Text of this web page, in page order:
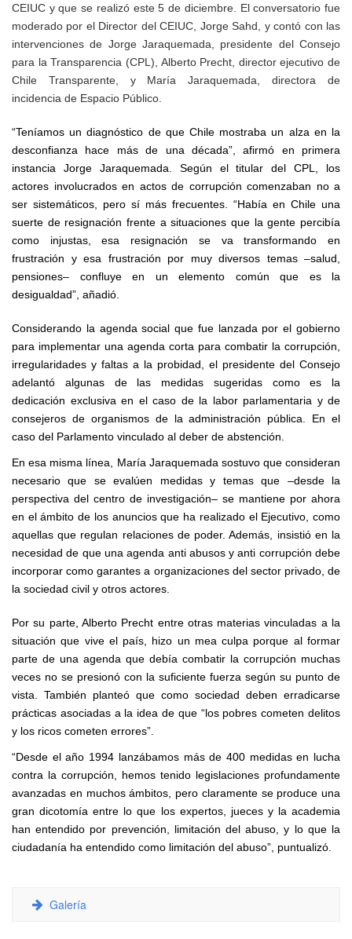
CEIUC y que se realizó este 5 de diciembre. El conversatorio fue
moderado por el Director del CEIUC, Jorge Sahd, y contó con las
intervenciones de Jorge Jaraquemada, presidente del Consejo
para la Transparencia (CPL), Alberto Precht, director ejecutivo de
Chile Transparente, y María Jaraquemada, directora de
incidencia de Espacio Público.
“Teníamos un diagnóstico de que Chile mostraba un alza en la
desconfianza hace más de una década”, afirmó en primera
instancia Jorge Jaraquemada. Según el titular del CPL, los
actores involucrados en actos de corrupción comenzaban no a
ser sistemáticos, pero sí más frecuentes. “Había en Chile una
suerte de resignación frente a situaciones que la gente percibía
como injustas, esa resignación se va transformando en
frustración y esa frustración por muy diversos temas –salud,
pensiones– confluye en un elemento común que es la
desigualdad”, añadió.
Considerando la agenda social que fue lanzada por el gobierno
para implementar una agenda corta para combatir la corrupción,
irregularidades y faltas a la probidad, el presidente del Consejo
adelantó algunas de las medidas sugeridas como es la
dedicación exclusiva en el caso de la labor parlamentaria y de
consejeros de organismos de la administración pública. En el
caso del Parlamento vinculado al deber de abstención.
En esa misma línea, María Jaraquemada sostuvo que consideran
necesario que se evalúen medidas y temas que –desde la
perspectiva del centro de investigación– se mantiene por ahora
en el ámbito de los anuncios que ha realizado el Ejecutivo, como
aquellas que regulan relaciones de poder. Además, insistió en la
necesidad de que una agenda anti abusos y anti corrupción debe
incorporar como garantes a organizaciones del sector privado, de
la sociedad civil y otros actores.
Por su parte, Alberto Precht entre otras materias vinculadas a la
situación que vive el país, hizo un mea culpa porque al formar
parte de una agenda que debía combatir la corrupción muchas
veces no se presionó con la suficiente fuerza según su punto de
vista. También planteó que como sociedad deben erradicarse
prácticas asociadas a la idea de que “los pobres cometen delitos
y los ricos cometen errores”.
“Desde el año 1994 lanzábamos más de 400 medidas en lucha
contra la corrupción, hemos tenido legislaciones profundamente
avanzadas en muchos ámbitos, pero claramente se produce una
gran dicotomía entre lo que los expertos, jueces y la academia
han entendido por prevención, limitación del abuso, y lo que la
ciudadanía ha entendido como limitación del abuso”, puntualizó.
Galería